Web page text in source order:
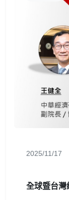
2025/11/17
全球暨台灣